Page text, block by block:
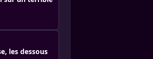
les dessous